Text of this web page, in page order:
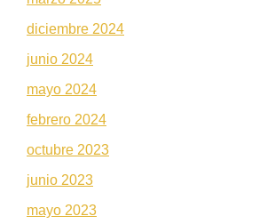
diciembre 2024
junio 2024
mayo 2024
febrero 2024
octubre 2023
junio 2023
mayo 2023